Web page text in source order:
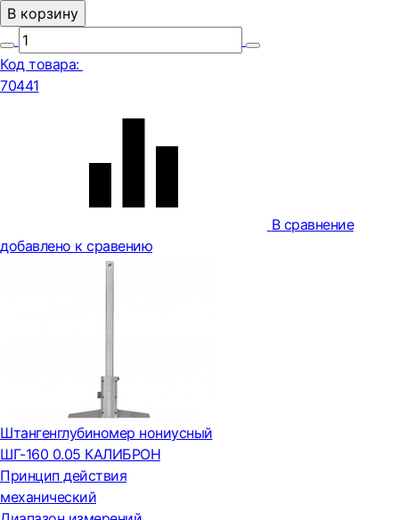
В корзину
Код товара:
70441
В сравнение
добавлено к сравению
Штангенглубиномер нониусный
ШГ-160 0.05 КАЛИБРОН
Принцип действия
механический